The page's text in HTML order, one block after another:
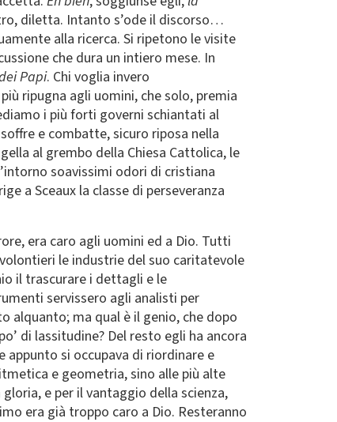
diletta. Intanto s’ode il discorso…
alla ricerca. Si ripetono le visite
che dura un intiero mese. In
Papi. Chi voglia invero
ripugna agli uomini, che solo, premia
i più forti governi schiantati al
e combatte, sicuro riposa nella
al grembo della Chiesa Cattolica, le
soavissimi odori di cristiana
a Sceaux la classe di perseveranza
era caro agli uomini ed a Dio. Tutti
le industrie del suo caritatevole
il trascurare i dettagli e le
servissero agli analisti per
alquanto; ma qual è il genio, che dopo
di lassitudine? Del resto egli ha ancora
si occupava di riordinare e
e geometria, sino alle più alte
e per il vantaggio della scienza,
era già troppo caro a Dio. Resteranno